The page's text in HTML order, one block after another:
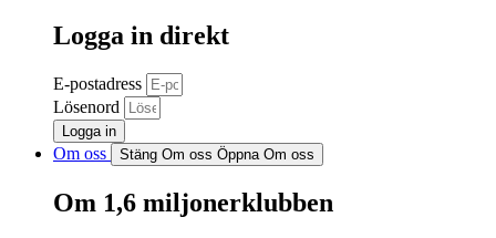
Logga in direkt
E-postadress
Lösenord
Logga in
Om oss Stäng Om oss Öppna Om oss
Om 1,6 miljonerklubben